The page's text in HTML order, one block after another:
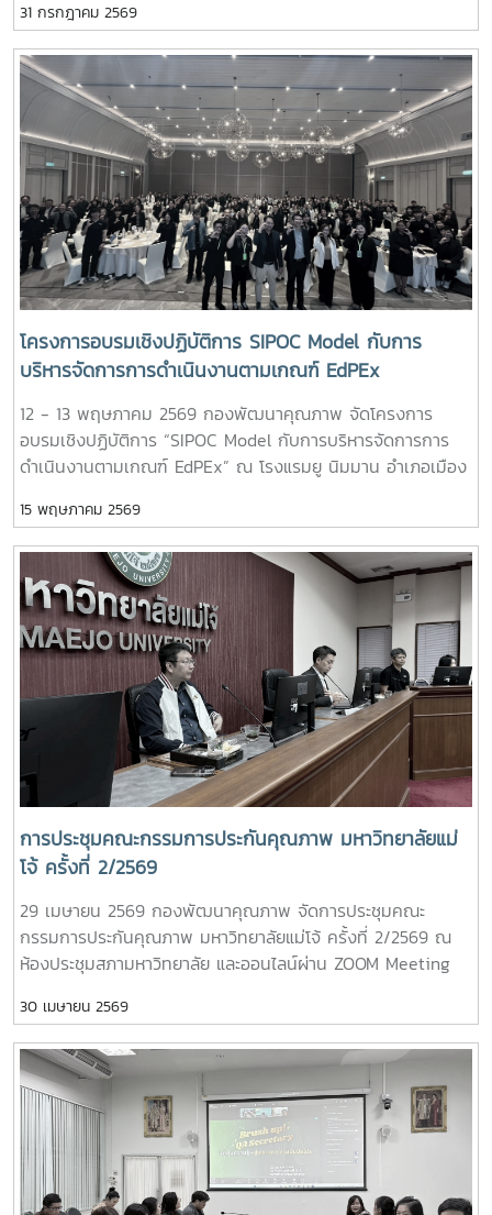
ความรู้ ความเข้าใจ และพัฒนาทักษะด้านการบริหารความเสี่ยงให้
แก่ผู้บริหารและบุคลากรทุกระดับ เพื่อให้สามารถนำหลักการบริหาร
ความเสี่ยงไปประยุกต์ใช้ในการวางแผน การบริหารงาน และการ
ปฏิบัติงานได้อย่างเป็นระบบ ผ่านกิจกรรมเชิงปฏิบัติการ พร้อม
ทั้งการแลกเปลี่ยนประสบการณ์และแนวปฏิบัติที่ดีร่วมกัน ทั้งนี้ ได้
รับเกียรติจาก ดร.อวิรุทธ์ ฉัตรมาลาทอง ผู้อำนวยการศูนย์บริหาร
ความเสี่ยง จุฬาลงกรณ์มหาวิทยาลัย เป็นวิทยากรผู้ทรงคุณวุฒิ
ด้านการาบริหารความเสี่ยงในการถ่ายทอดองค์ความรู้และแลก
เปลี่ยนประสบการณ์แก่ผู้เข้าร่วมโครงการ กิจกรรมภายใน
โครงการประกอบด้วย - เครื่องมือที่ใช้ในการบริหารความเสี่ยงที่
เกี่ยวข้องกับการบริหารองค์กร และเกณฑ์ EdPEx - การค้นหา
ประเด็นความเสี่ยง - การใช้เครื่องมือในการบริหารความเสี่ยง
การกำหนดประเด็นความเสี่ยง และตัวชี้วัดความเสี่ยง (KRI) - วิธี
การวัด ประเมินผล และการติดตามผลลัพธ์ - Al for Risk
การพัฒนาคุณภาพ - เทคนิคการจัดทำแผนบริหารความเสี่ยงให้
เป็นเลิศ และการนำเสนอแผนความเสี่ยง ให้ผู้บริหารเข้าใจง่าย -
Risk Culture เพราะ "การบริหารความเสี่ยง" ไม่ใช่เพียงการ
ป้องกันปัญหา แต่เป็นเครื่องมือสำคัญในการสร้างโอกาส ยกระดับ
ธรรมาภิบาล และขับเคลื่อนมหาวิทยาลัยสู่ความเป็นเลิศอย่างยั่งยืน
#MJURiskQualityTools # Risk Management # DQD - MJU
31 กรกฎาคม 2569
โครงการอบรมเชิงปฏิบัติการ SIPOC Model กับการ
บริหารจัดการการดำเนินงานตามเกณฑ์ EdPEx
12 - 13 พฤษภาคม 2569 กองพัฒนาคุณภาพ จัดโครงการ
อบรมเชิงปฏิบัติการ “SIPOC Model กับการบริหารจัดการการ
ดำเนินงานตามเกณฑ์ EdPEx” ณ โรงแรมยู นิมมาน อำเภอเมือง
ความเข้าใจ และเสริมสร้างทักษะด้านการบริหารจัดการกระบวนการ
ทำงานให้มีประสิทธิภาพ สอดคล้องกับแนวทางเกณฑ์คุณภาพการ
ศึกษาเพื่อการดำเนินการที่เป็นเลิศ (EdPEx) อันเป็นแนวทาง
สำคัญในการยกระดับคุณภาพการบริหารจัดการองค์กรสู่
มาตรฐานสากล ทั้งนี้ ได้รับเกียรติจาก ผู้ช่วยศาสตราจารย์ ดร.สุ
ภัทร พัฒน์วิชัยโชติ ผู้ตรวจประเมินรางวัลคุณภาพแห่งชาติ (TQA
Assessor) เป็นวิทยากรถ่ายทอดองค์ความรู้และแลกเปลี่ยน
ประสบการณ์แก่ผู้เข้าร่วมอบรม ซึ่งนับเป็นอีกหนึ่งกิจกรรมสำคัญ
ในการพัฒนาศักยภาพบุคลากร และสนับสนุนการขับเคลื่อน
องค์กรสู่ความเป็นเลิศอย่างยั่งยืนต่อไป # SIPOC Model #
EdPEx # กองพัฒนาคุณภาพ
15 พฤษภาคม 2569
การประชุมคณะกรรมการประกันคุณภาพ มหาวิทยาลัยแม่
โจ้ ครั้งที่ 2/2569
29 เมษายน 2569 กองพัฒนาคุณภาพ จัดการประชุมคณะ
กรรมการประกันคุณภาพ มหาวิทยาลัยแม่โจ้ ครั้งที่ 2/2569 ณ
ห้องประชุมสภามหาวิทยาลัย และออนไลน์ผ่าน ZOOM Meeting
การประชุมครั้งนี้ ผู้เข้าร่วมประชุมได้ร่วมให้ข้อมูลและแลกเปลี่ยน
แนวทางการดำเนินงานพัฒนาคุณภาพสู่ความเป็นเลิศตามเกณฑ์
EdPEx ของแต่ละส่วนงาน/หน่วยงาน การเตรียมความพร้อมใน
การเข้ารับการประเมินคุณภาพการศึกษาทั้งในระดับหลักสูตรและ
ระดับคณะ/วิทยาลัย รวมถึงการให้ข้อมูลต่อการพิจารณาเลือก
หน่วยตรวจประเมินคุณภาพภายนอกของมหาวิทยาลัยในปี 2572#
พัฒนาคุณภาพสู่ความเป็นเลิศ# การประชุมคณะกรรมการประกัน
คุณภาพ# กองพัฒนาคุณภาพ : QA-MJU
30 เมษายน 2569